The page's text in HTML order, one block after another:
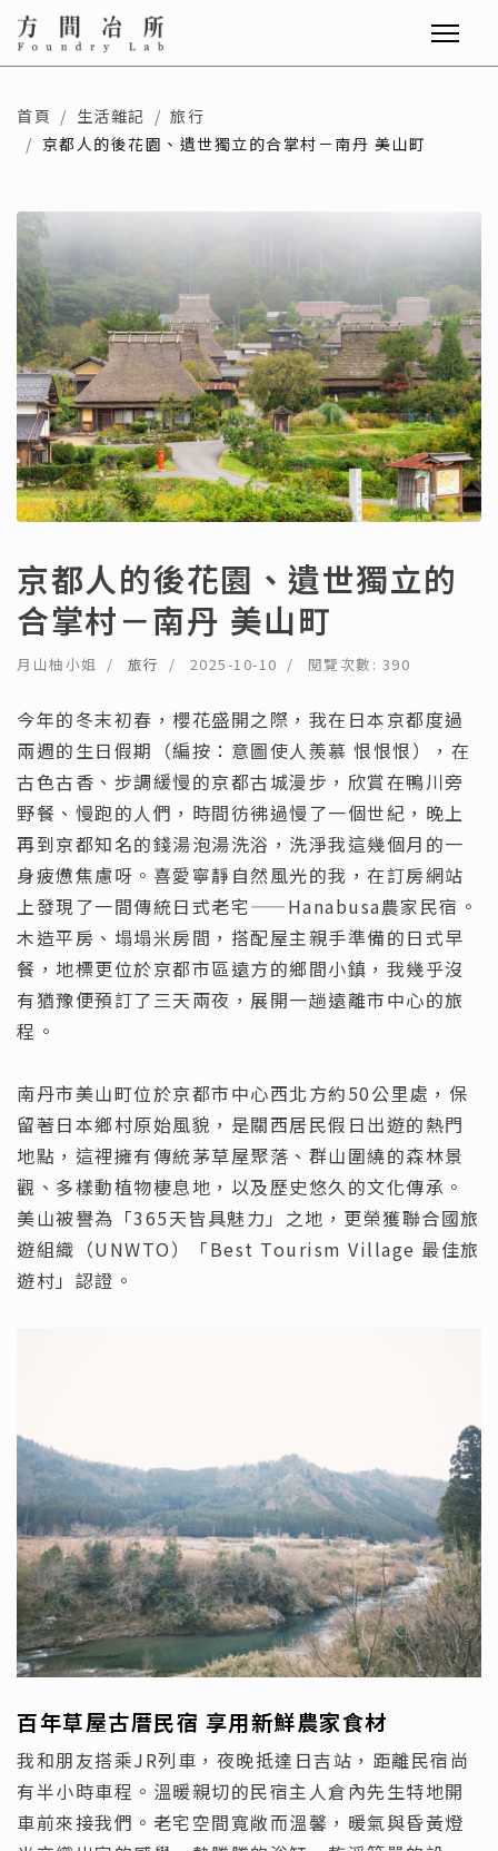
首頁 生活雜記
旅行
京都人的後花園、遺世獨立的合掌村－南丹 美山町
京都人的後花園、遺世獨立的
合掌村－南丹 美山町
月山柚小姐 旅行 2025-10-10 閱覽次數: 390
今年的冬末初春，櫻花盛開之際，我在日本京都度過
兩週的生日假期（編按：意圖使人羨慕 恨恨恨），在
古色古香、步調緩慢的京都古城漫步，欣賞在鴨川旁
野餐、慢跑的人們，時間彷彿過慢了一個世紀，晚上
再到京都知名的錢湯泡湯洗浴，洗淨我這幾個月的一
身疲憊焦慮呀。喜愛寧靜自然風光的我，在訂房網站
上發現了一間傳統日式老宅——Hanabusa農家民宿。
木造平房、塌塌米房間，搭配屋主親手準備的日式早
餐，地標更位於京都市區遠方的鄉間小鎮，我幾乎沒
有猶豫便預訂了三天兩夜，展開一趟遠離市中心的旅
程。
南丹市美山町位於京都市中心西北方約50公里處，保
留著日本鄉村原始風貌，是關西居民假日出遊的熱門
地點，這裡擁有傳統茅草屋聚落、群山圍繞的森林景
觀、多樣動植物棲息地，以及歷史悠久的文化傳承。
美山被譽為「365天皆具魅力」之地，更榮獲聯合國旅
遊組織（UNWTO）「Best Tourism Village 最佳旅
遊村」認證。
百年草屋古厝民宿 享用新鮮農家食材
我和朋友搭乘JR列車，夜晚抵達日吉站，距離民宿尚
有半小時車程。溫暖親切的民宿主人倉內先生特地開
車前來接我們。老宅空間寬敞而溫馨，暖氣與昏黃燈